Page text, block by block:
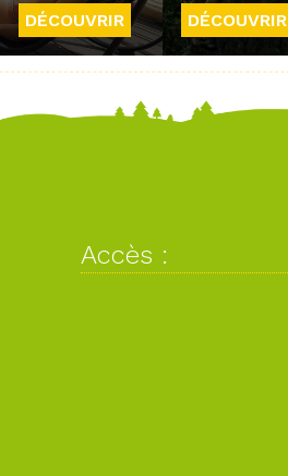
DÉCOUVRIR DÉCOUVRIR
Accès :